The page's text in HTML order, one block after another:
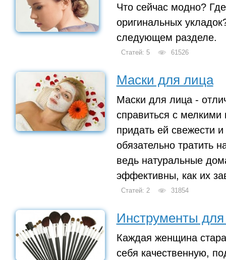
Что сейчас модно?
оригинальных
следующем разделе.
Статей: 5 61526
Маски для лица
Маски для лица -
справиться с мелкими
придать ей свежести
обязательно тратить
ведь натуральные
эффективны, как их
Статей: 2 31854
Инструменты
Каждая женщина
себя качественную,